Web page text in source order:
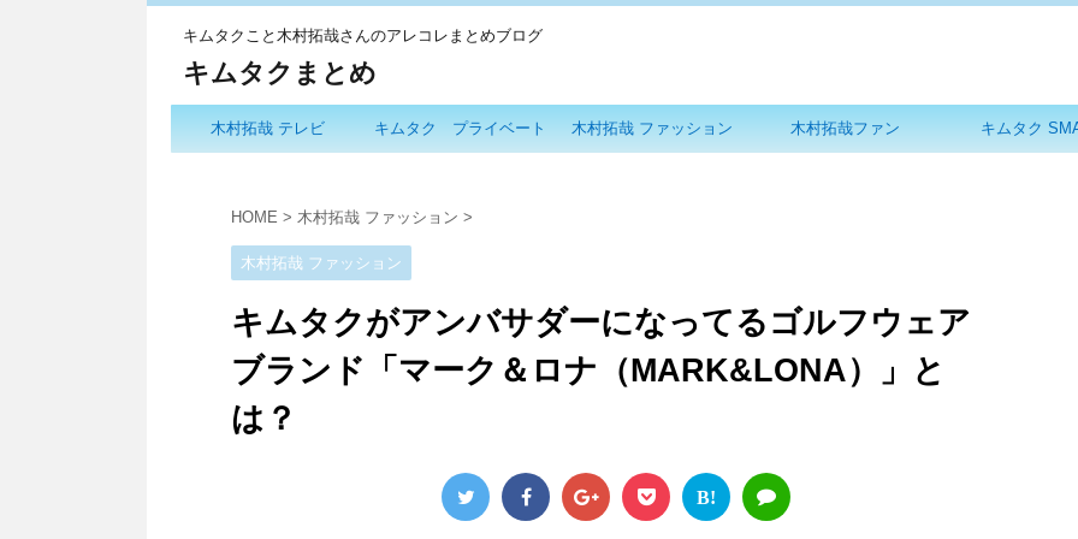
キムタクこと木村拓哉さんのアレコレまとめブログ
キムタクまとめ
木村拓哉 テレビ キムタク プライベート 木村拓哉 ファッション 木村拓哉ファン キムタク
HOME > 木村拓哉 ファッション >
木村拓哉 ファッション
キムタクがアンバサダーになってるゴルフウェア
ブランド「マーク＆ロナ（MARK&LONA）」と
は？
B!